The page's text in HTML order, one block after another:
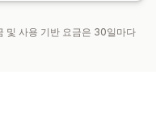
및 사용 기반 요금은 30일마다